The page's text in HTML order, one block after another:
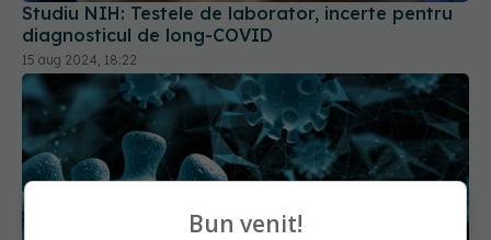
Studiu NIH: Testele de laborator, incerte pentru
diagnosticul de long-COVID
15 aug 2024, 18:22
Bun venit!